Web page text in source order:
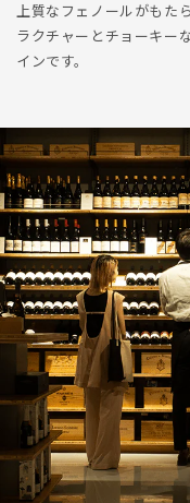
上質なフェノールがもた
ラクチャーとチョーキー
インです。